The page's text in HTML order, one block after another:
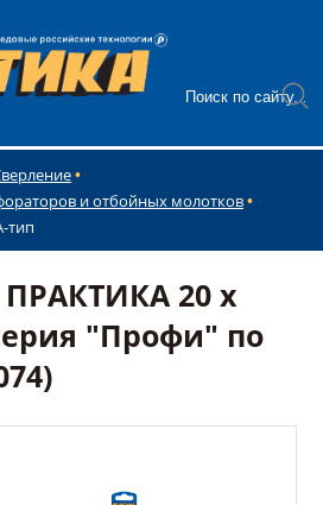
и отбойных молотков
тип
ПРАКТИКА 20 х
"Профи" по